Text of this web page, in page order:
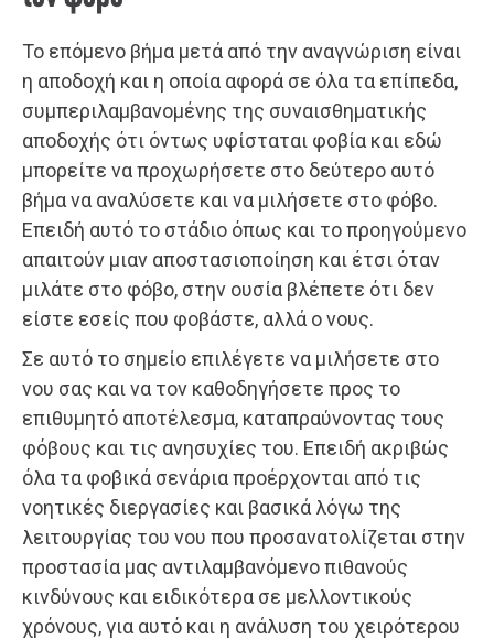
Το επόμενο βήμα μετά από την αναγνώριση είναι
η αποδοχή και η οποία αφορά σε όλα τα επίπεδα,
συμπεριλαμβανομένης της συναισθηματικής
αποδοχής ότι όντως υφίσταται φοβία και εδώ
μπορείτε να προχωρήσετε στο δεύτερο αυτό
βήμα να αναλύσετε και να μιλήσετε στο φόβο.
Επειδή αυτό το στάδιο όπως και το προηγούμενο
απαιτούν μιαν αποστασιοποίηση και έτσι όταν
μιλάτε στο φόβο, στην ουσία βλέπετε ότι δεν
είστε εσείς που φοβάστε, αλλά ο νους.
Σε αυτό το σημείο επιλέγετε να μιλήσετε στο
νου σας και να τον καθοδηγήσετε προς το
επιθυμητό αποτέλεσμα, καταπραύνοντας τους
φόβους και τις ανησυχίες του. Επειδή ακριβώς
όλα τα φοβικά σενάρια προέρχονται από τις
νοητικές διεργασίες και βασικά λόγω της
λειτουργίας του νου που προσανατολίζεται στην
προστασία μας αντιλαμβανόμενο πιθανούς
κινδύνους και ειδικότερα σε μελλοντικούς
χρόνους, για αυτό και η ανάλυση του χειρότερου